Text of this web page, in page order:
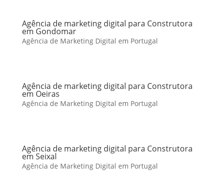
Agência de marketing digital para Construtora
em Gondomar
Agência de Marketing Digital em Portugal
Agência de marketing digital para Construtora
em Oeiras
Agência de Marketing Digital em Portugal
Agência de marketing digital para Construtora
em Seixal
Agência de Marketing Digital em Portugal